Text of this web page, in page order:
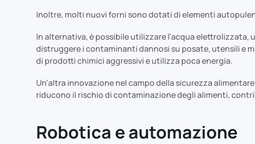
Inoltre, molti nuovi forni sono dotati di elementi
In alternativa, è possibile utilizzare l’acqua elettrolizzata,
distruggere i contaminanti dannosi su posate, utensili e
di prodotti chimici aggressivi e utilizza poca energia.
Un’altra innovazione nel campo della sicurezza
riducono il rischio di contaminazione degli alimenti,
Robotica e automazione